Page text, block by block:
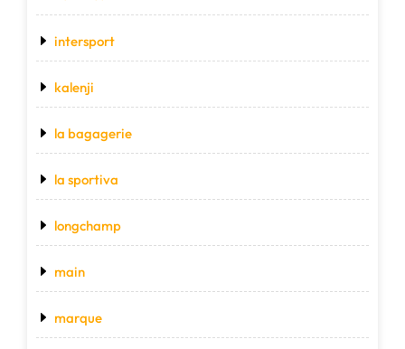
intersport
kalenji
la bagagerie
la sportiva
longchamp
main
marque